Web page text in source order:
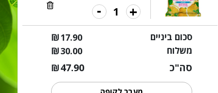
+
-
סכום ביניים ₪17.90
משלוח
₪30.00
סה"כ ₪47.90